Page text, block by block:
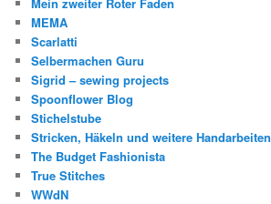
MEMA
Scarlatti
Selbermachen Guru
Sigrid – sewing projects
Spoonflower Blog
Stichelstube
Stricken, Häkeln und weitere Handarbeiten
The Budget Fashionista
True Stitches
WWdN